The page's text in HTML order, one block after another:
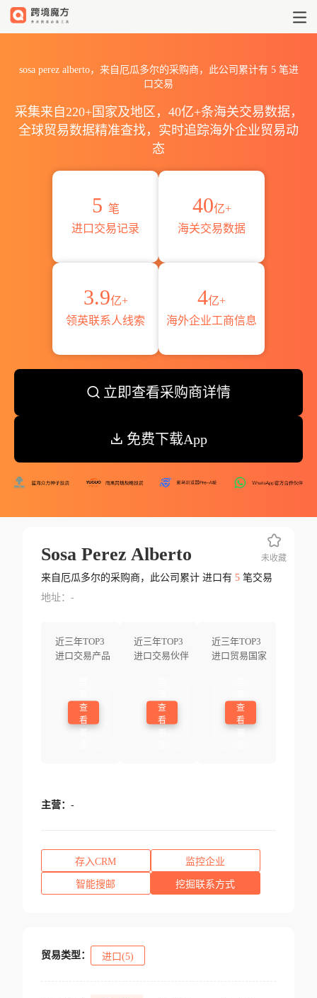
sosa perez alberto，来自厄瓜多尔的采购商，此公司累计有 5笔进
口交易
采集来自220+国家及地区，40亿+条海关交易数据，
全球贸易数据精准查找，实时追踪海外企业贸易动
态
5 笔
进口交易记录
40亿+
海关交易数据
3.9亿+
领英联系人线索
4亿+
海外企业工商信息
立即查看采购商详情
免费下载App
Sosa Perez Alberto
来自厄瓜多尔的采购商，此公司累计 进口有 5笔交易
地址：-
近三年TOP3
进口交易产品
查
看
近三年TOP3
进口交易伙伴
查
看
近三年TOP3
进口贸易国家
查
看
未收藏
主营： -
存入CRM 监控企业
智能搜邮 挖掘联系方式
贸易类型： 进口(5)